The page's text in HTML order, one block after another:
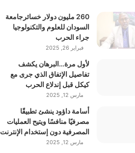
260 مليون دولار خسائرجامعة
السودان للعلوم والتكنولوجيا
جراء الحرب
فبراير 26, 2025
لأول مرة…البرهان يكشف
تفاصيل الإتفاق الذي جرى مع
كيكل قبل إندلاع الحرب
مارس 12, 2025
أسامة داؤود ينشئ تطبيقًا
مصرفيًا منافسًا ويتيح العمليات
المصرفية دون إستخدام الإنترنت
مارس 12, 2025